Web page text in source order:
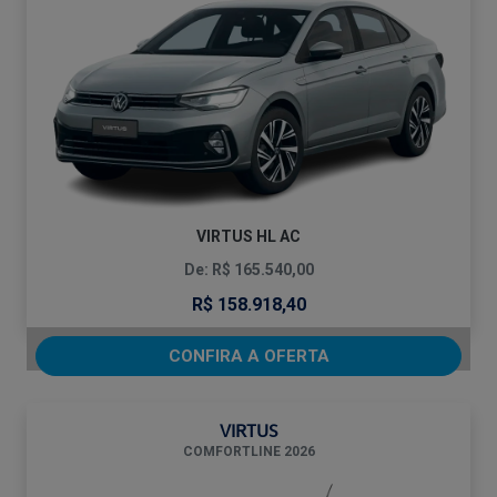
VIRTUS HL AC
De: R$ 165.540,00
R$ 158.918,40
CONFIRA A OFERTA
VIRTUS
COMFORTLINE 2026